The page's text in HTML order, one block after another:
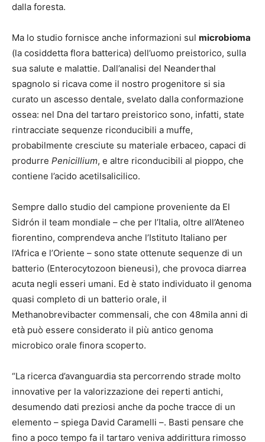
dalla foresta.
Ma lo studio fornisce anche informazioni sul microbioma
(la cosiddetta flora batterica) dell’uomo preistorico, sulla
sua salute e malattie. Dall’analisi del Neanderthal
spagnolo si ricava come il nostro progenitore si sia
curato un ascesso dentale, svelato dalla conformazione
ossea: nel Dna del tartaro preistorico sono, infatti, state
rintracciate sequenze riconducibili a muffe,
probabilmente cresciute su materiale erbaceo, capaci di
produrre Penicillium, e altre riconducibili al pioppo, che
contiene l’acido acetilsalicilico.
Sempre dallo studio del campione proveniente da El
Sidrón il team mondiale – che per l’Italia, oltre all’Ateneo
fiorentino, comprendeva anche l’Istituto Italiano per
l’Africa e l’Oriente – sono state ottenute sequenze di un
batterio (Enterocytozoon bieneusi), che provoca diarrea
acuta negli esseri umani. Ed è stato individuato il genoma
quasi completo di un batterio orale, il
Methanobrevibacter commensali, che con 48mila anni di
età può essere considerato il più antico genoma
microbico orale finora scoperto.
“La ricerca d’avanguardia sta percorrendo strade molto
innovative per la valorizzazione dei reperti antichi,
desumendo dati preziosi anche da poche tracce di un
elemento – spiega David Caramelli –. Basti pensare che
fino a poco tempo fa il tartaro veniva addirittura rimosso